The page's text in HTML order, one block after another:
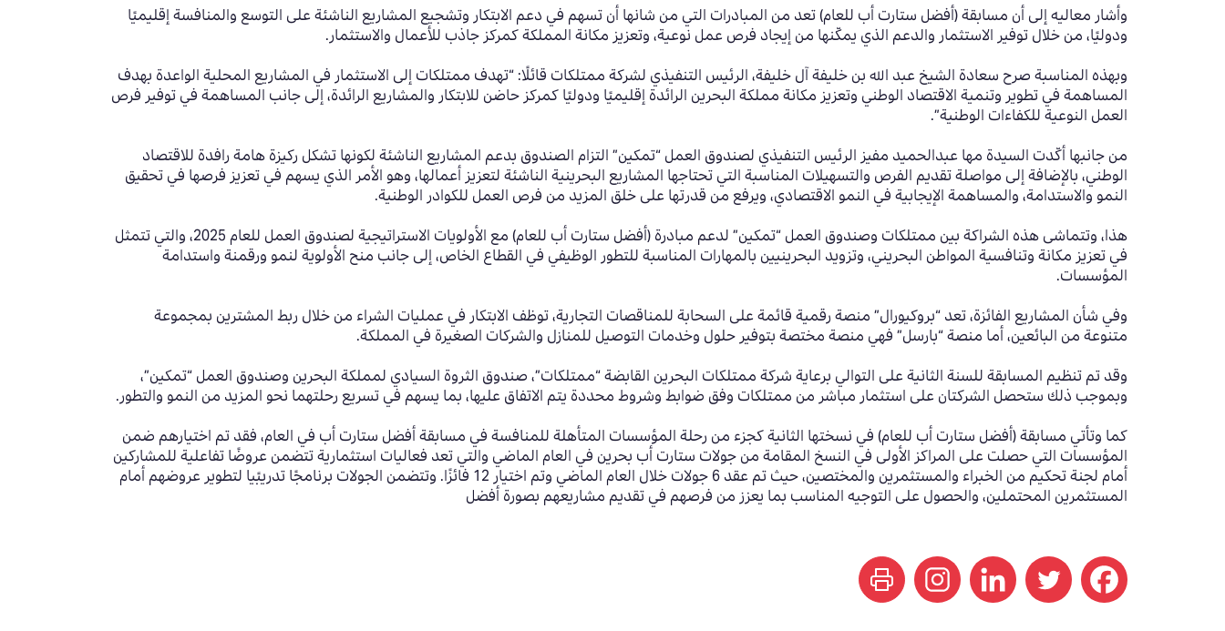
وأشار معاليه إلى أن مسابقة (أفضل ستارت أب للعام) تعد من المبادرات التي من شانها أن تسهم في دعم الابتكار وتشجيع المشاريع الناشئة على التوسع والمنافسة إقليميًا
ودوليًا، من خلال توفير الاستثمار والدعم الذي يمكّنها من إيجاد فرص عمل نوعية، وتعزيز مكانة المملكة كمركز جاذب للأعمال والاستثمار.
وبهذه المناسبة صرح سعادة الشيخ عبد الله بن خليفة آل خليفة، الرئيس التنفيذي لشركة ممتلكات قائلًا: “تهدف ممتلكات إلى الاستثمار في المشاريع المحلية الواعدة بهدف
المساهمة في تطوير وتنمية الاقتصاد الوطني وتعزيز مكانة مملكة البحرين الرائدة إقليميًا ودوليًا كمركز حاضن للابتكار والمشاريع الرائدة، إلى جانب المساهمة في توفير فرص
العمل النوعية للكفاءات الوطنية”.
من جانبها أكّدت السيدة مها عبدالحميد مفيز الرئيس التنفيذي لصندوق العمل “تمكين” التزام الصندوق بدعم المشاريع الناشئة لكونها تشكل ركيزة هامة رافدة للاقتصاد
الوطني، بالإضافة إلى مواصلة تقديم الفرص والتسهيلات المناسبة التي تحتاجها المشاريع البحرينية الناشئة لتعزيز أعمالها، وهو الأمر الذي يسهم في تعزيز فرصها في تحقيق
النمو والاستدامة، والمساهمة الإيجابية في النمو الاقتصادي، ويرفع من قدرتها على خلق المزيد من فرص العمل للكوادر الوطنية.
هذا، وتتماشى هذه الشراكة بين ممتلكات وصندوق العمل “تمكين” لدعم مبادرة (أفضل ستارت أب للعام) مع الأولويات الاستراتيجية لصندوق العمل للعام 2025، والتي تتمثل
في تعزيز مكانة وتنافسية المواطن البحريني، وتزويد البحرينيين بالمهارات المناسبة للتطور الوظيفي في القطاع الخاص، إلى جانب منح الأولوية لنمو ورقمنة واستدامة
المؤسسات.
وفي شأن المشاريع الفائزة، تعد “بروكيورال” منصة رقمية قائمة على السحابة للمناقصات التجارية، توظف الابتكار في عمليات الشراء من خلال ربط المشترين بمجموعة
متنوعة من البائعين، أما منصة “بارسل” فهي منصة مختصة بتوفير حلول وخدمات التوصيل للمنازل والشركات الصغيرة في المملكة.
وقد تم تنظيم المسابقة للسنة الثانية على التوالي برعاية شركة ممتلكات البحرين القابضة “ممتلكات”، صندوق الثروة السيادي لمملكة البحرين وصندوق العمل “تمكين”،
وبموجب ذلك ستحصل الشركتان على استثمار مباشر من ممتلكات وفق ضوابط وشروط محددة يتم الاتفاق عليها، بما يسهم في تسريع رحلتهما نحو المزيد من النمو والتطور.
كما وتأتي مسابقة (أفضل ستارت أب للعام) في نسختها الثانية كجزء من رحلة المؤسسات المتأهلة للمنافسة في مسابقة أفضل ستارت أب في العام، فقد تم اختيارهم ضمن
المؤسسات التي حصلت على المراكز الأولى في النسخ المقامة من جولات ستارت أب بحرين في العام الماضي والتي تعد فعاليات استثمارية تتضمن عروضًا تفاعلية للمشاركين
أمام لجنة تحكيم من الخبراء والمستثمرين والمختصين، حيث تم عقد 6 جولات خلال العام الماضي وتم اختيار 12 فائزًا. وتتضمن الجولات برنامجًا تدريبًيا لتطوير عروضهم أمام
المستثمرين المحتملين، والحصول على التوجيه المناسب بما يعزز من فرصهم في تقديم مشاريعهم بصورة أفضل
print